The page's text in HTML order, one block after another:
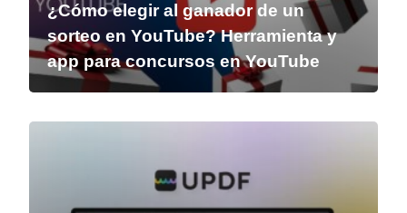
¿Cómo elegir al ganador de un
sorteo en YouTube? Herramienta y
app para concursos en YouTube